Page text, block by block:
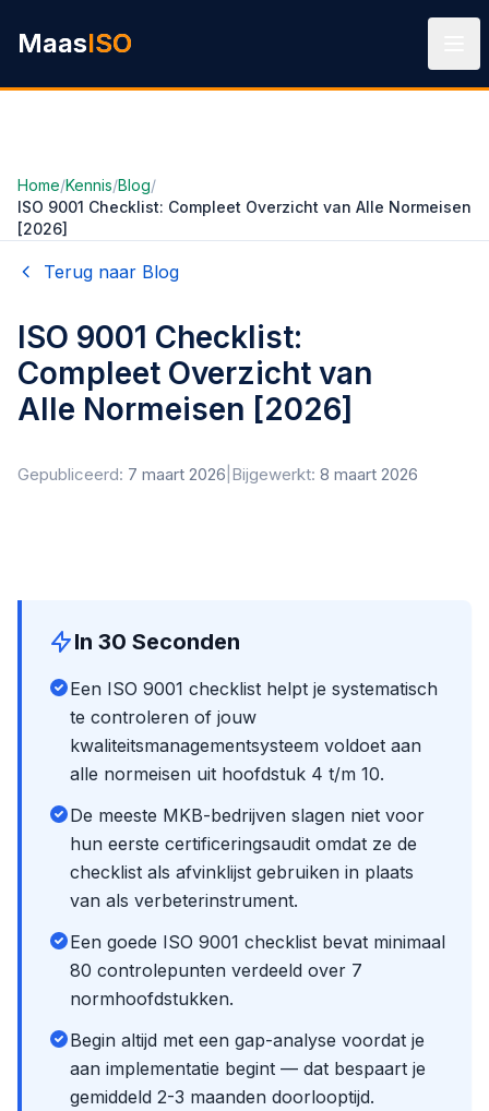
MaasISO
Home/Kennis/Blog/
ISO 9001 Checklist: Compleet Overzicht van Alle Normeisen
[2026]
Terug naar Blog
ISO 9001 Checklist:
Compleet Overzicht van
Alle Normeisen [2026]
Gepubliceerd: 7 maart 2026 Bijgewerkt: 8 maart 2026
In 30 Seconden
Een ISO 9001 checklist helpt je systematisch
te controleren of jouw
kwaliteitsmanagementsysteem voldoet aan
alle normeisen uit hoofdstuk 4 t/m 10.
De meeste MKB-bedrijven slagen niet voor
hun eerste certificeringsaudit omdat ze de
checklist als afvinklijst gebruiken in plaats
van als verbeterinstrument.
Een goede ISO 9001 checklist bevat minimaal
80 controlepunten verdeeld over 7
normhoofdstukken.
Begin altijd met een gap-analyse voordat je
aan implementatie begint — dat bespaart je
gemiddeld 2-3 maanden doorlooptijd.